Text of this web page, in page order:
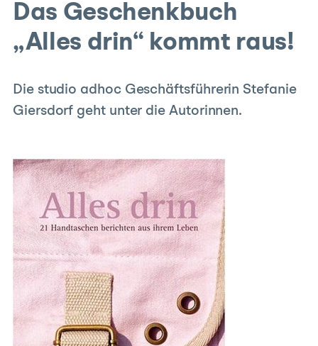
Das Geschenkbuch
„Alles drin“ kommt raus!
Die studio adhoc Geschäftsführerin Stefanie
Giersdorf geht unter die Autorinnen.